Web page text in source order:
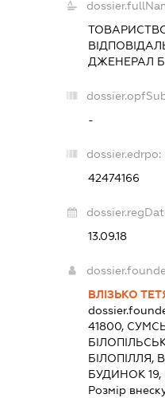
ДЖЕНЕРАЛ
-
dossier.edrpo:
42474166
13.09.18
ВЛІЗЬКО
41800,
БІЛОПІЛЛЯ,
БУДИНОК
Розмір